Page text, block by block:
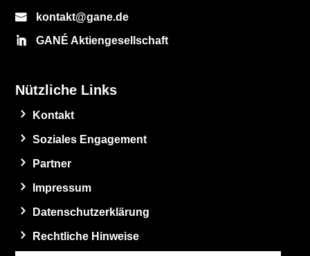
kontakt@gane.de
GANÉ Aktiengesellschaft
Nützliche Links
Kontakt
Soziales Engagement
Partner
Impressum
Datenschutzerklärung
Rechtliche Hinweise